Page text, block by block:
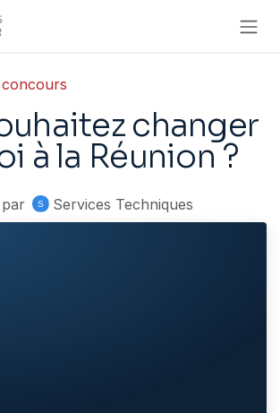
changer
à la Réunion ?
par Services Techniques